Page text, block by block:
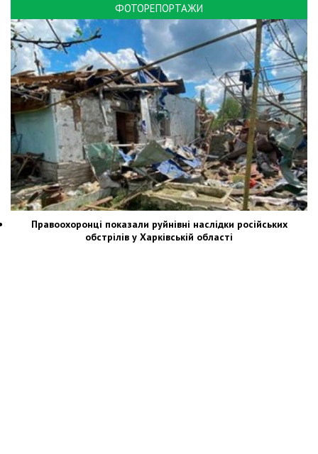
ФОТОРЕПОРТАЖИ
Правоохоронці показали руйнівні наслідки російських
обстрілів у Харківській області